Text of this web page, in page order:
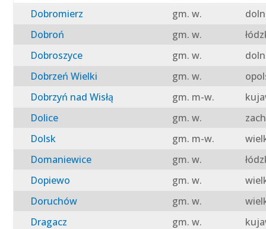
Dobromierz
gm. w.
Dobroń
gm. w.
Dobroszyce
gm. w.
Dobrzeń Wielki
gm. w.
Dobrzyń nad Wisłą
gm. m-w.
Dolice
gm. w.
Dolsk
gm. m-w.
Domaniewice
gm. w.
Dopiewo
gm. w.
Doruchów
gm. w.
Dragacz
gm. w.